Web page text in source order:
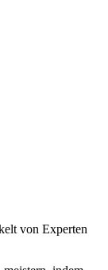
von Experten